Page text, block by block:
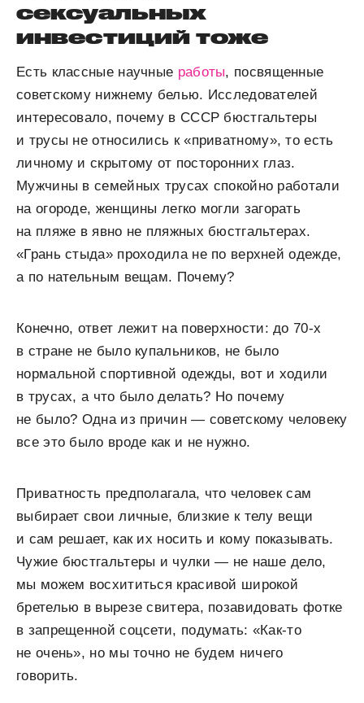
сексуальных
инвестиций тоже
Есть классные научные работы, посвященные
советскому нижнему белью. Исследователей
интересовало, почему в СССР бюстгальтеры
и трусы не относились к «приватному», то есть
личному и скрытому от посторонних глаз.
Мужчины в семейных трусах спокойно работали
на огороде, женщины легко могли загорать
на пляже в явно не пляжных бюстгальтерах.
«Грань стыда» проходила не по верхней одежде,
а по нательным вещам. Почему?
Конечно, ответ лежит на поверхности: до 70-х
в стране не было купальников, не было
нормальной спортивной одежды, вот и ходили
в трусах, а что было делать? Но почему
не было? Одна из причин — советскому человеку
все это было вроде как и не нужно.
Приватность предполагала, что человек сам
выбирает свои личные, близкие к телу вещи
и сам решает, как их носить и кому показывать.
Чужие бюстгальтеры и чулки — не наше дело,
мы можем восхититься красивой широкой
бретелью в вырезе свитера, позавидовать фотке
в запрещенной соцсети, подумать: «Как-то
не очень», но мы точно не будем ничего
говорить.